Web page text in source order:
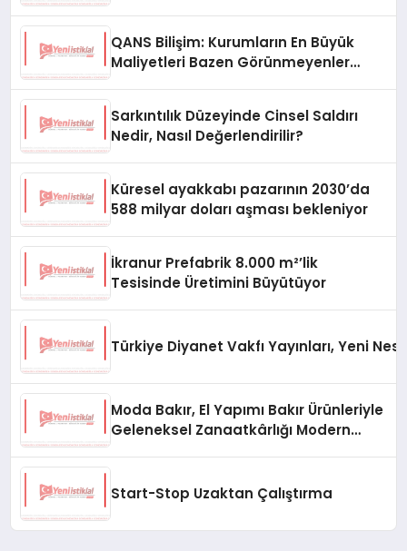
QANS Bilişim: Kurumların En Büyük
Maliyetleri Bazen Görünmeyenler
Sarkıntılık Düzeyinde Cinsel Saldırı
Nedir, Nasıl Değerlendirilir?
Küresel ayakkabı pazarının 2030’da
588 milyar doları aşması bekleniyor
İkranur Prefabrik 8.000 m²’lik
Tesisinde Üretimini Büyütüyor
Türkiye Diyanet Vakfı Yayınları, Yeni
Moda Bakır, El Yapımı Bakır Ürünleriyle
Geleneksel Zanaatkârlığı Modern
Start-Stop Uzaktan Çalıştırma